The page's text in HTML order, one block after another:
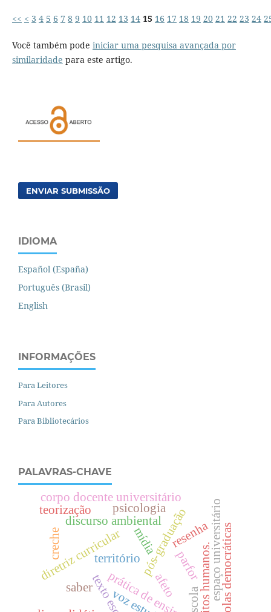
<< < 3 4 5 6 7 8 9 10 11 12 13 14 15 16 17 18 19 20 21 22 23 24
Você também pode iniciar uma pesquisa avançada por
similaridade para este artigo.
ENVIAR SUBMISSÃO
IDIOMA
Español (España)
Português (Brasil)
English
INFORMAÇÕES
Para Leitores
Para Autores
Para Bibliotecários
PALAVRAS-CHAVE
resenha
território
diretriz curricular
prática de ensino espaço universitário
pós-graduação
saber
corpo docente universitário
discurso ambiental
mídia
. escolas democráticas
parfor
creche
psicologia
teorização
afeto